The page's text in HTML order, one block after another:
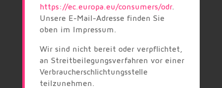
https://ec.europa.eu/consumers/odr.
Unsere E-Mail-Adresse finden Sie
oben im Impressum.
Wir sind nicht bereit oder verpflichtet,
an Streitbeilegungsverfahren vor einer
Verbraucherschlichtungsstelle
teilzunehmen.